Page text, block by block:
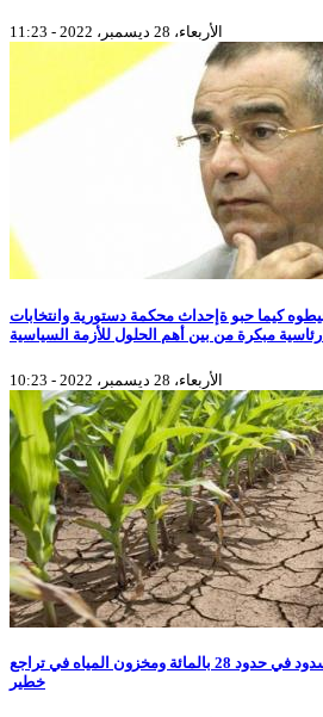
الأربعاء، 28 ديسمبر، 2022 - 11:23
كيما حبو ةإحداث محكمة دستورية وانتخابات
الأربعاء، 28 ديسمبر، 2022 - 10:23
وزارة الفلاحة: نسبة إمتلاء السدود في حدود 28 بالمائة ومخزون المياه في تراجع
خطير